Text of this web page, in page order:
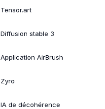
Tensor.art
Diffusion stable 3
Application AirBrush
Zyro
IA de décohérence